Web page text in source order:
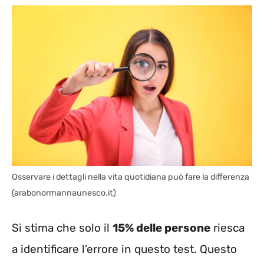
Osservare i dettagli nella vita quotidiana può fare la differenza
(arabonormannaunesco.it)
Si stima che solo il 15% delle persone riesca
a identificare l’errore in questo test. Questo